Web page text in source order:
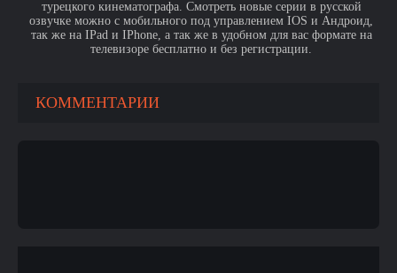
турецкого кинематографа. Смотреть новые серии в русской
озвучке можно с мобильного под управлением IOS и Андроид,
так же на IPad и IPhone, а так же в удобном для вас формате на
телевизоре бесплатно и без регистрации.
КОММЕНТАРИИ